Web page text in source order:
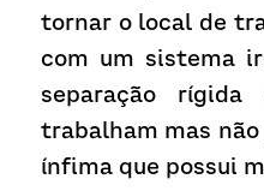
tornar o local de
com um sistema
separação
trabalham mas
ínfima que possui